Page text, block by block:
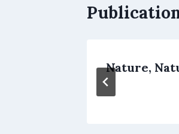
Nature,